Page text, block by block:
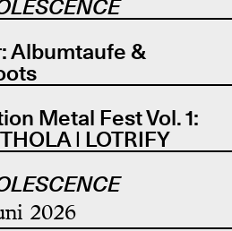
Albumtaufe &
Metal Fest Vol. 1:
| LOTRIFY
2026